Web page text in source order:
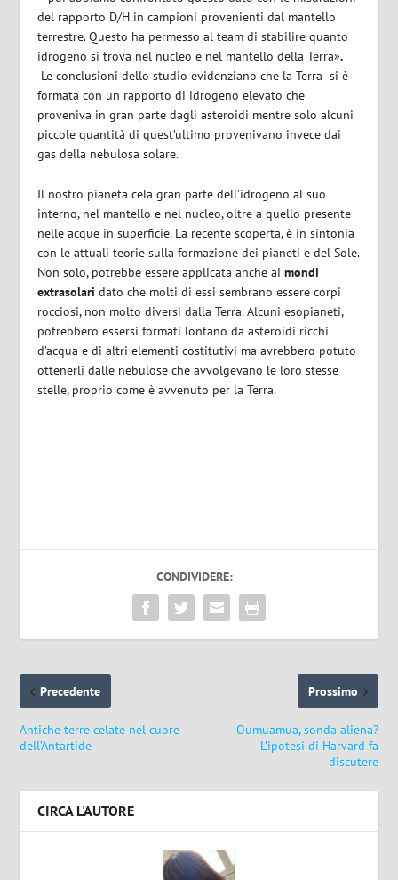
del rapporto D/H in campioni provenienti dal mantello
terrestre. Questo ha permesso al team di stabilire quanto
idrogeno si trova nel nucleo e nel mantello della Terra».
Le conclusioni dello studio evidenziano che la Terra si è
formata con un rapporto di idrogeno elevato che
proveniva in gran parte dagli asteroidi mentre solo alcuni
piccole quantità di quest’ultimo provenivano invece dai
gas della nebulosa solare.
Il nostro pianeta cela gran parte dell’idrogeno al suo
interno, nel mantello e nel nucleo, oltre a quello presente
nelle acque in superficie. La recente scoperta, è in sintonia
con le attuali teorie sulla formazione dei pianeti e del Sole.
Non solo, potrebbe essere applicata anche ai mondi
extrasolari dato che molti di essi sembrano essere corpi
rocciosi, non molto diversi dalla Terra. Alcuni esopianeti,
potrebbero essersi formati lontano da asteroidi ricchi
d’acqua e di altri elementi costitutivi ma avrebbero potuto
ottenerli dalle nebulose che avvolgevano le loro stesse
stelle, proprio come è avvenuto per la Terra.
CONDIVIDERE:
Precedente
Antiche terre celate nel cuore
dell’Antartide
Prossimo
Oumuamua, sonda aliena?
L’ipotesi di Harvard fa
discutere
CIRCA L'AUTORE